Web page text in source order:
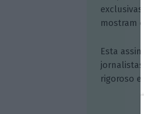
mostram
Esta
rigoroso e